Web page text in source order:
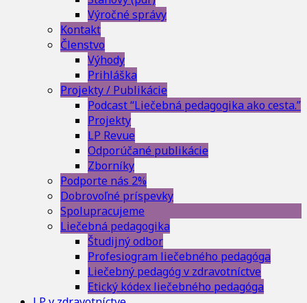
Výročné správy
Kontakt
Členstvo
Výhody
Prihláška
Projekty / Publikácie
Podcast “Liečebná pedagogika ako cesta.”
Projekty
LP Revue
Odporúčané publikácie
Zborníky
Podporte nás 2%
Dobrovoľné príspevky
Spolupracujeme
Liečebná pedagogika
Študijný odbor
Profesiogram liečebného pedagóga
Liečebný pedagóg v zdravotníctve
Etický kódex liečebného pedagóga